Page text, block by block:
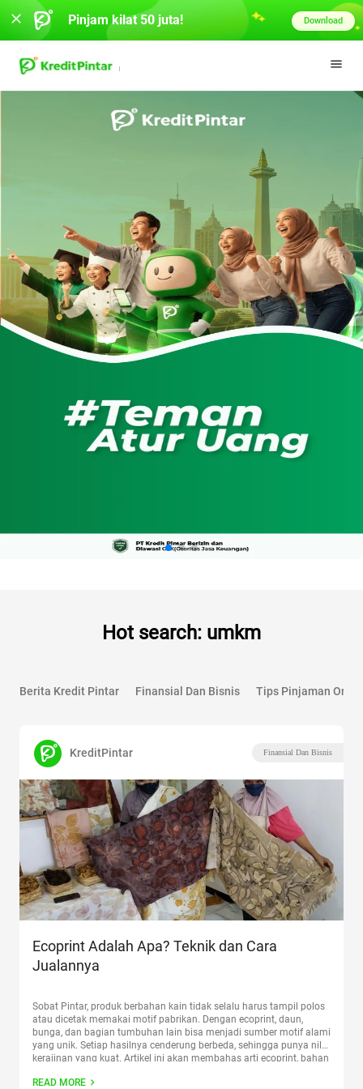
Hot search: umkm
Berita Kredit Pintar Finansial Dan Bisnis Tips Pinjaman
KreditPintar Finansial Dan Bisnis
Ecoprint Adalah Apa? Teknik dan Cara
Jualannya
Sobat Pintar, produk berbahan kain tidak selalu harus tampil polos
atau dicetak memakai motif pabrikan. Dengan ecoprint, daun,
bunga, dan bagian tumbuhan lain bisa menjadi sumber motif alami
yang unik. Setiap hasilnya cenderung berbeda, sehingga punya nilai
kerajinan yang kuat. Artikel ini akan membahas arti ecoprint, bahan
reading“Ecoprint Adalah Apa? Teknik dan Cara Jualannya”
READ MORE
Pinjam kilat 50 juta! Download